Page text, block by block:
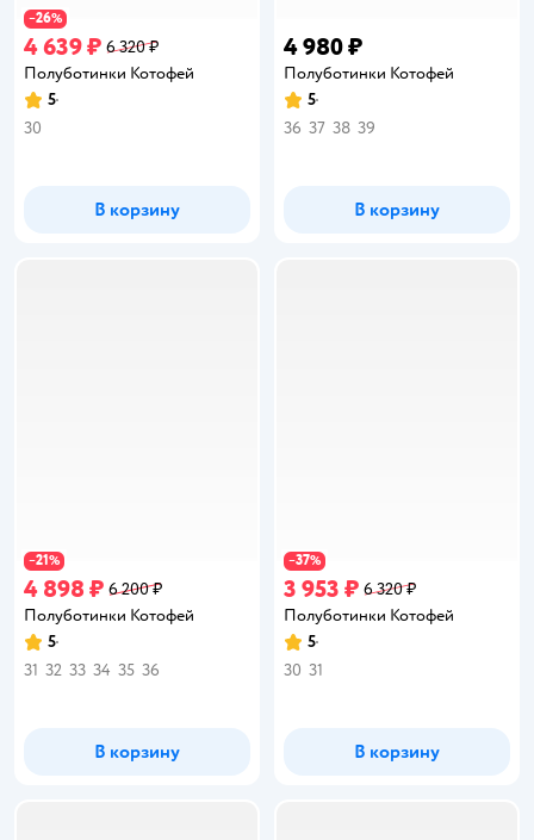
−26%
4 639 ₽ 6 320 ₽
Полуботинки Котофей
Рейтинг:
5
30
В корзину
4 980 ₽
Полуботинки Котофей
Рейтинг:
5
36 37 38 39
В корзину
−21%
4 898 ₽ 6 200 ₽
Полуботинки Котофей
Рейтинг:
5
31 32 33 34 35 36
В корзину
−37%
3 953 ₽ 6 320 ₽
Полуботинки Котофей
Рейтинг:
5
30 31
В корзину